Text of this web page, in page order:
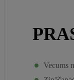
Vecums